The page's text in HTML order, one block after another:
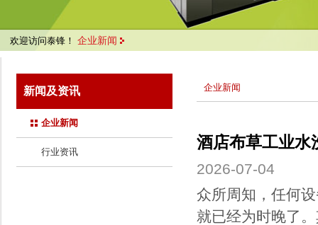
欢迎访问泰锋！ 企业新闻
新闻及资讯
企业新闻
行业资讯
企业新闻
酒店布草工业水
2026-07-04
众所周知，任何
就已经为时晚了